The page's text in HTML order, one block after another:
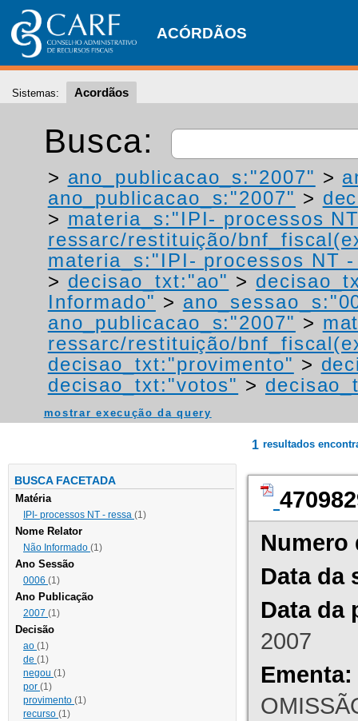
ACÓRDÃOS
Sistemas: Acordãos
Busca:
> ano_publicacao_s:"2007" >
ano_publicacao_s:"2007" >
> materia_s:"IPI- processos
ressarc/restituição/
materia_s:"IPI- processos NT
> decisao_txt:"ao" >
Informado" >
ano_publicacao_s:"2007" >
ressarc/restituição/
decisao_txt:"provimento" >
decisao_txt:"votos" >
mostrar execução da query
BUSCA FACETADA
Matéria
IPI- processos NT - ressa (1)
Nome Relator
Não Informado (1)
Ano Sessão
0006 (1)
Ano Publicação
2007 (1)
Decisão
ao (1)
de (1)
negou (1)
por (1)
provimento (1)
recurso (1)
1 resultados
Numero
Data da
Data da
2007
Ementa: